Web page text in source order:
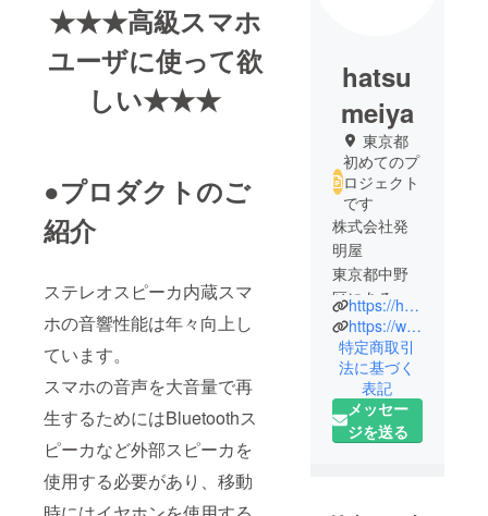
★★★高級スマホ
ユーザに使って欲
しい★★★
●プロダクトのご
紹介
ステレオスピーカ内蔵スマ
ホの音響性能は年々向上し
ています。
スマホの音声を大音量で再
生するためにはBluetoothス
ピーカなど外部スピーカを
使用する必要があり、移動
hatsu
meiya
東京都
初めてのプ
ロジェクト
です
株式会社発
明屋
東京都中野
区にある会
社です。
発明を売っ
ています。
現在は商品
開発にも力
を入れてい
https://hatsumeiya.exblog.jp/
https://www.instagram.com/backboard.tokyo/
特定商取引
法に基づく
表記
メッセー
ジを送る